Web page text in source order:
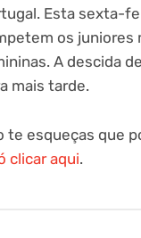
Esta sexta-
os juniores
A descida
mais tarde.
te esqueças que
clicar aqui.